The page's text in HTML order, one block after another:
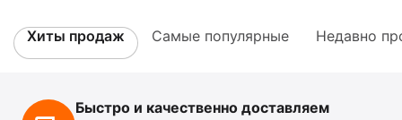
Хиты продаж Самые популярные Недавно
Быстро и качественно доставляем